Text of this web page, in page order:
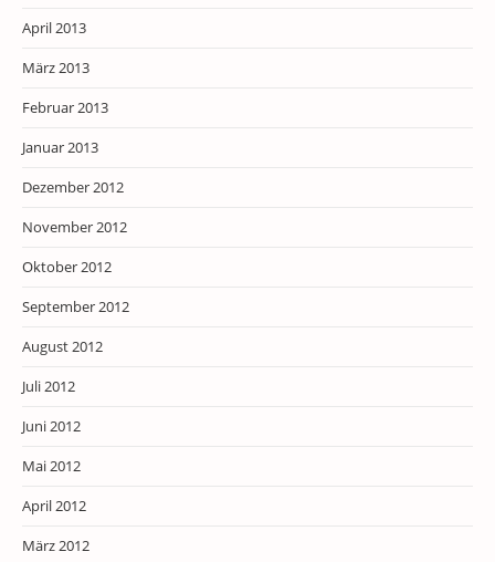
April 2013
März 2013
Februar 2013
Januar 2013
Dezember 2012
November 2012
Oktober 2012
September 2012
August 2012
Juli 2012
Juni 2012
Mai 2012
April 2012
März 2012